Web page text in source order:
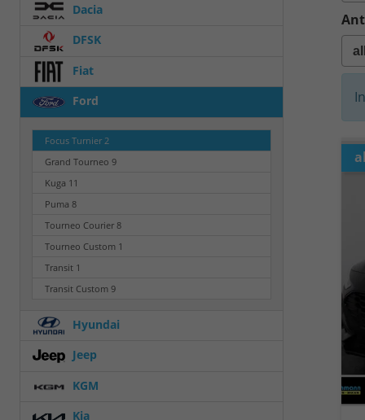
Dacia
DFSK
Fiat
Ford
Focus Turnier 2
Grand Tourneo 9
Kuga 11
Puma 8
Tourneo Courier 8
Tourneo Custom 1
Transit 1
Transit Custom 9
Hyundai
Jeep
KGM
Kia